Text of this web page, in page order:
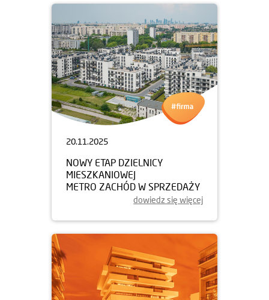
20.11.2025
NOWY ETAP DZIELNICY
MIESZKANIOWEJ
METRO ZACHÓD W SPRZEDAŻY
dowiedz się więcej